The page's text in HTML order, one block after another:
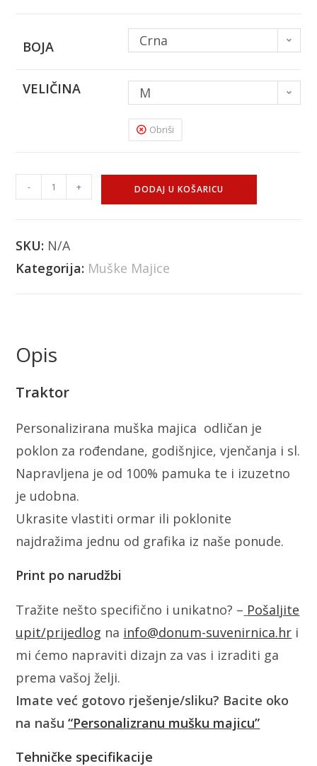
BOJA Crna
VELIČINA M
Obriši
- + DODAJ U KOŠARICU
SKU: N/A
Kategorija: Muške Majice
Opis
Traktor
Personalizirana muška majica odličan je
poklon za rođendane, godišnjice, vjenčanja i sl.
Napravljena je od 100% pamuka te i izuzetno
je udobna.
Ukrasite vlastiti ormar ili poklonite
najdražima jednu od grafika iz naše ponude.
Print po narudžbi
Tražite nešto specifično i unikatno? – Pošaljite
upit/prijedlog na info@donum-suvenirnica.hr i
mi ćemo napraviti dizajn za vas i izraditi ga
prema vašoj želji.
Imate već gotovo rješenje/sliku? Bacite oko
na našu“Personalizranu mušku majicu”
Tehničke specifikacije